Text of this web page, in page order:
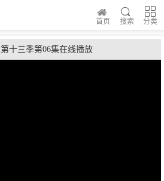
分类
搜索
首页
十三季第06集在线播放